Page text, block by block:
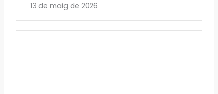
13 de maig de 2026